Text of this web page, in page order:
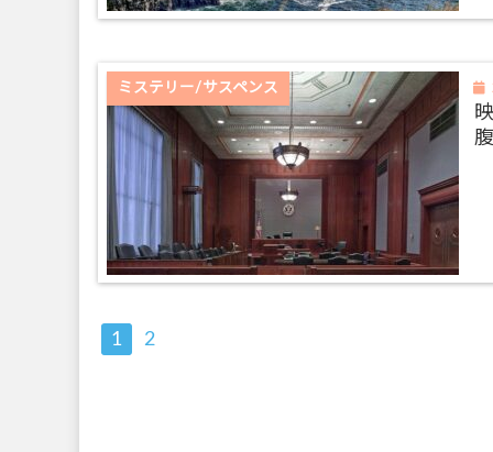
ミステリー/サスペンス
1 2